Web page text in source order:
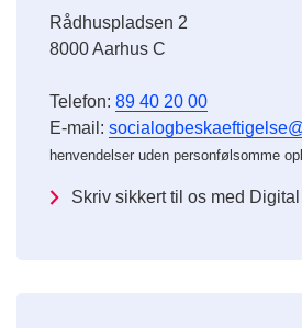
Rådhuspladsen 2
8000 Aarhus C
Telefon: 89 40 20 00
E-mail:
henvendelser uden personfølsomme
Skriv sikkert til os med